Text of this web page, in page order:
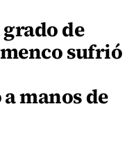
de
sufrió
manos de